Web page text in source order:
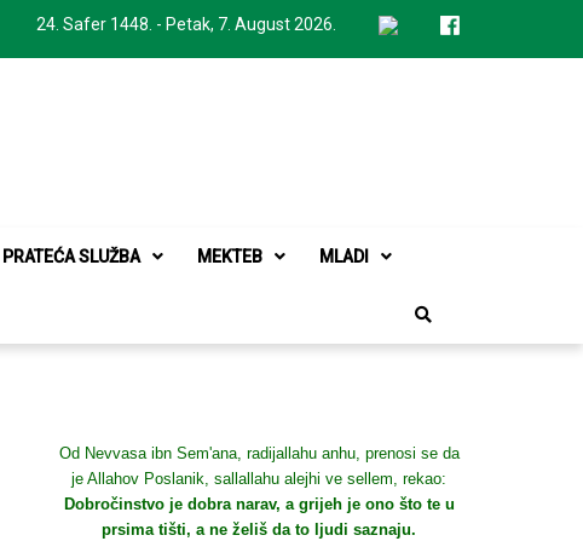
24. Safer 1448. - Petak, 7. August 2026.
PRATEĆA SLUŽBA MEKTEB MLADI
Od Nevvasa ibn Sem'ana, radijallahu anhu, prenosi se da
je Allahov Poslanik, sallallahu alejhi ve sellem, rekao:
Dobročinstvo je dobra narav, a grijeh je ono što te u
prsima tišti, a ne želiš da to ljudi saznaju.